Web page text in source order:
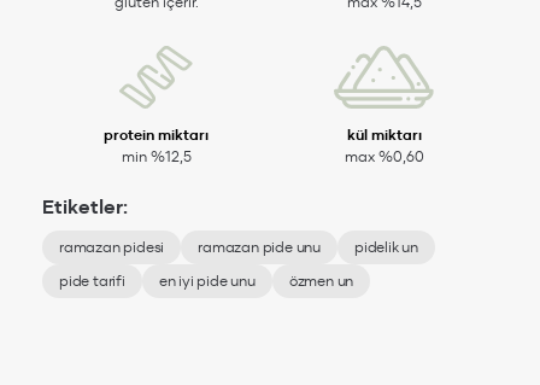
protein miktarı
min %12,5
kül miktarı
max %0,60
Etiketler:
ramazan pidesi ramazan pide unu
pidelik un
pide tarifi
en iyi pide unu özmen un